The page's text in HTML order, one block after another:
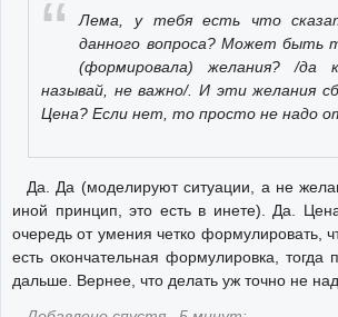
Лема, у тебя есть что
данного вопроса? Может быть
(формировала) желания? /да
называй, не важно/. И эти желания
Цена? Если нет, то просто не надо
Да. Да (моделируют ситуации, а не
иной принцип, это есть в инете). Да.
очередь от умения четко формулировать,
есть окончательная формулировка, тогда
дальше. Вернее, что делать уж точно не